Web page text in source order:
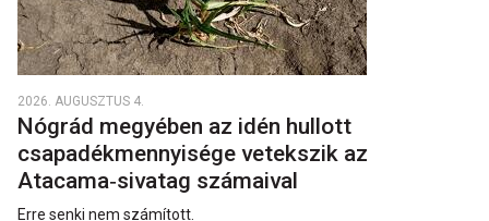
2026. AUGUSZTUS 4.
Nógrád megyében az idén hullott
csapadékmennyisége vetekszik az
Atacama‑sivatag számaival
Erre senki nem számított.